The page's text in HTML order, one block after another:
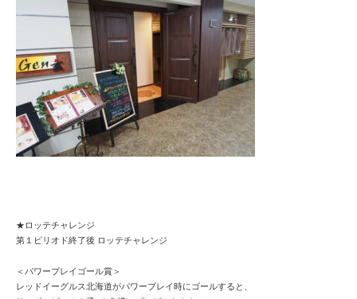
★ロッテチャレンジ
第１ピリオド終了後 ロッテチャレンジ
＜パワープレイゴール賞＞
レッドイーグルス北海道がパワープレイ時にゴールすると、